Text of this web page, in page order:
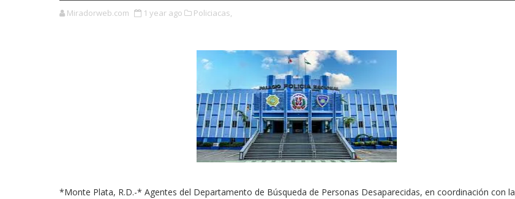
Miradorweb.com 1 year ago Policiacas,
*Monte Plata, R.D.-* Agentes del Departamento de Búsqueda de Personas Desaparecidas, en coordinación con la